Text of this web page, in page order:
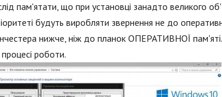
пам'ятати, що при установці занадто великого
будуть виробляти звернення не до
нижче, ніж до планок ОПЕРАТИВНОЇ
роботи.